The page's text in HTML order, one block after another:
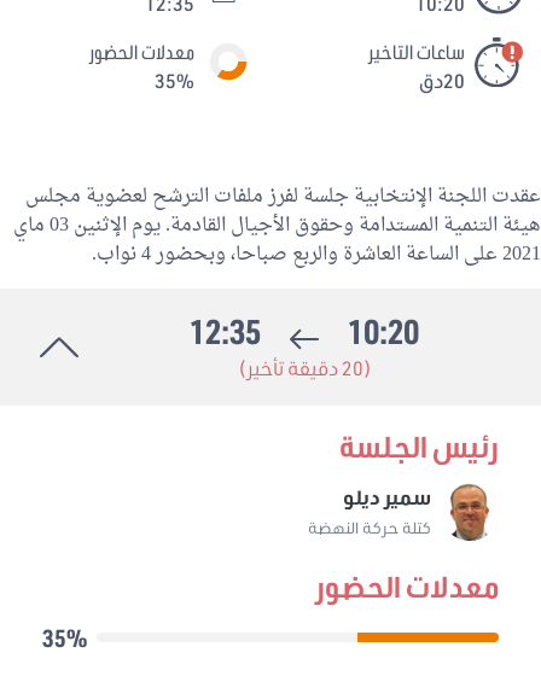
ساعات التاخير
20دق
معدلات الحضور
35%
عقدت اللجنة الإنتخابية جلسة لفرز ملفات الترشح لعضوية مجلس
هيئة التنمية المستدامة وحقوق الأجيال القادمة. يوم الإثنين 03 ماي
2021 على الساعة العاشرة والربع صباحا، وبحضور 4 نواب.
10:20
12:35
(20 دقيقة تأخير)
رئيس الجلسة
سمير ديلو
كتلة حركة النهضة
معدلات الحضور
35%